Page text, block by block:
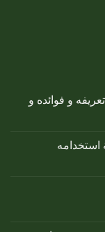
سائل 20 لتر – تعريفه و فوائده و
استخدامه